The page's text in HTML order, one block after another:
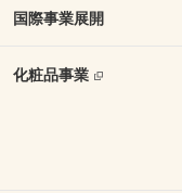
国際事業展開
化粧品事業